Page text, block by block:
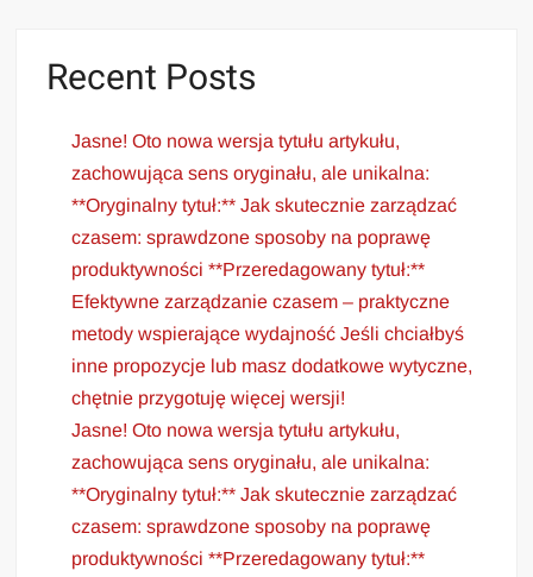
Recent Posts
Jasne! Oto nowa wersja tytułu artykułu,
zachowująca sens oryginału, ale unikalna:
**Oryginalny tytuł:** Jak skutecznie zarządzać
czasem: sprawdzone sposoby na poprawę
produktywności **Przeredagowany tytuł:**
Efektywne zarządzanie czasem – praktyczne
metody wspierające wydajność Jeśli chciałbyś
inne propozycje lub masz dodatkowe wytyczne,
chętnie przygotuję więcej wersji!
Jasne! Oto nowa wersja tytułu artykułu,
zachowująca sens oryginału, ale unikalna:
**Oryginalny tytuł:** Jak skutecznie zarządzać
czasem: sprawdzone sposoby na poprawę
produktywności **Przeredagowany tytuł:**